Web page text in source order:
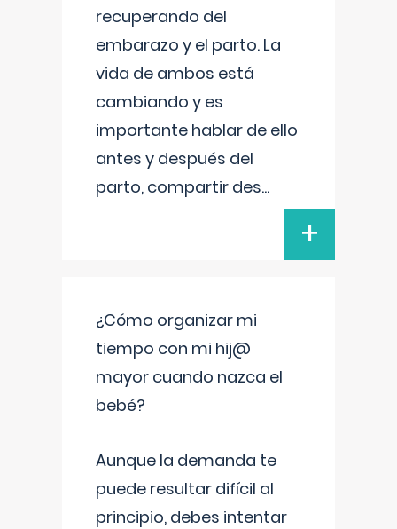
recuperando del
embarazo y el parto. La
vida de ambos está
cambiando y es
importante hablar de ello
antes y después del
parto, compartir des...
+
¿Cómo organizar mi
tiempo con mi hij@
mayor cuando nazca el
bebé?
Aunque la demanda te
puede resultar difícil al
principio, debes intentar